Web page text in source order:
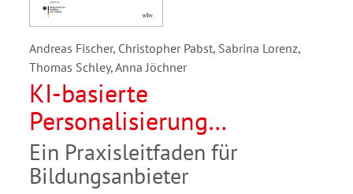
Andreas Fischer, Christopher Pabst, Sabrina Lorenz,
Thomas Schley, Anna Jöchner
KI-basierte
Personalisierung
berufsbezogener
Weiterbildung
Ein Praxisleitfaden für
Bildungsanbieter